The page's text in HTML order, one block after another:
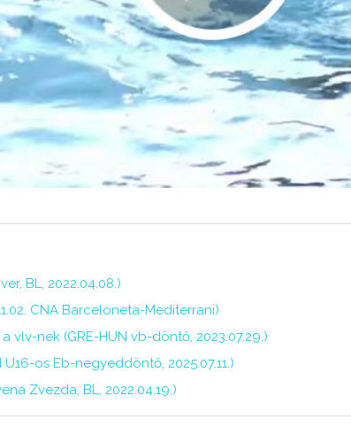
BL, 2022.04.08.)
CNA Barceloneta-Mediterrani)
vlv-nek (GRE-HUN vb-döntő, 2023.07.29.)
os Eb-negyeddöntő, 2025.07.11.)
Zvezda, BL, 2022.04.19.)